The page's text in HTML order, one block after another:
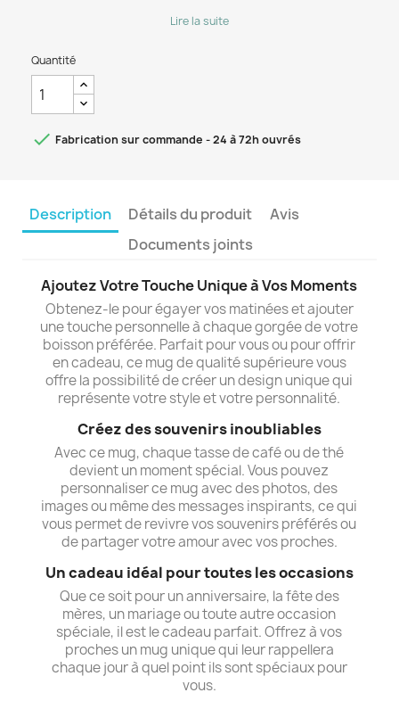
Lire la suite
Quantité
 Fabrication sur commande - 24 à 72h ouvrés
Description Détails du produit
Avis
Documents joints
Ajoutez Votre Touche Unique à Vos Moments
Obtenez-le pour égayer vos matinées et ajouter
une touche personnelle à chaque gorgée de votre
boisson préférée. Parfait pour vous ou pour offrir
en cadeau, ce mug de qualité supérieure vous
offre la possibilité de créer un design unique qui
représente votre style et votre personnalité.
Créez des souvenirs inoubliables
Avec ce mug, chaque tasse de café ou de thé
devient un moment spécial. Vous pouvez
personnaliser ce mug avec des photos, des
images ou même des messages inspirants, ce qui
vous permet de revivre vos souvenirs préférés ou
de partager votre amour avec vos proches.
Un cadeau idéal pour toutes les occasions
Que ce soit pour un anniversaire, la fête des
mères, un mariage ou toute autre occasion
spéciale, il est le cadeau parfait. Offrez à vos
proches un mug unique qui leur rappellera
chaque jour à quel point ils sont spéciaux pour
vous.